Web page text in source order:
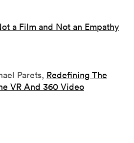
a Film and Not an Empathy
Parets, Redefining The
VR And 360 Video